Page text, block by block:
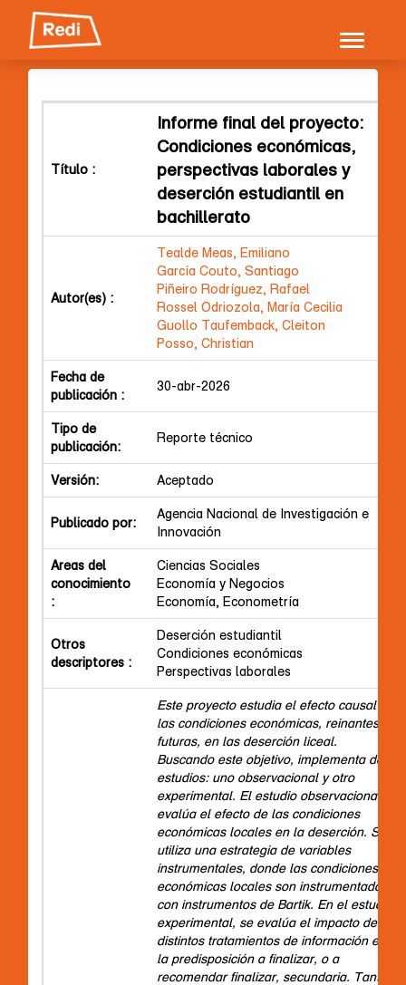
navigation
Título :
Informe final del proyecto:
Condiciones económicas,
perspectivas laborales y
deserción estudiantil en
bachillerato
Autor(es) :
Tealde Meas, Emiliano
García Couto, Santiago
Piñeiro Rodríguez, Rafael
Rossel Odriozola, María Cecilia
Guollo Taufemback, Cleiton
Posso, Christian
Fecha de
publicación :
30-abr-2026
Tipo de
publicación:
Reporte técnico
Versión: Aceptado
Publicado por:
Agencia Nacional de Investigación e
Innovación
Areas del
conocimiento
:
Ciencias Sociales
Economía y Negocios
Economía, Econometría
Otros
descriptores :
Deserción estudiantil
Condiciones económicas
Perspectivas laborales
Este proyecto estudia el efecto causal de
las condiciones económicas, reinantes o
futuras, en las deserción liceal.
Buscando este objetivo, implementa dos
estudios: uno observacional y otro
experimental. El estudio observacional
evalúa el efecto de las condiciones
económicas locales en la deserción. Se
utiliza una estrategia de variables
instrumentales, donde las condiciones
económicas locales son instrumentadas
con instrumentos de Bartik. En el estudio
experimental, se evalúa el impacto de
distintos tratamientos de información en
la predisposición a finalizar, o a
recomendar finalizar, secundaria. Tanto